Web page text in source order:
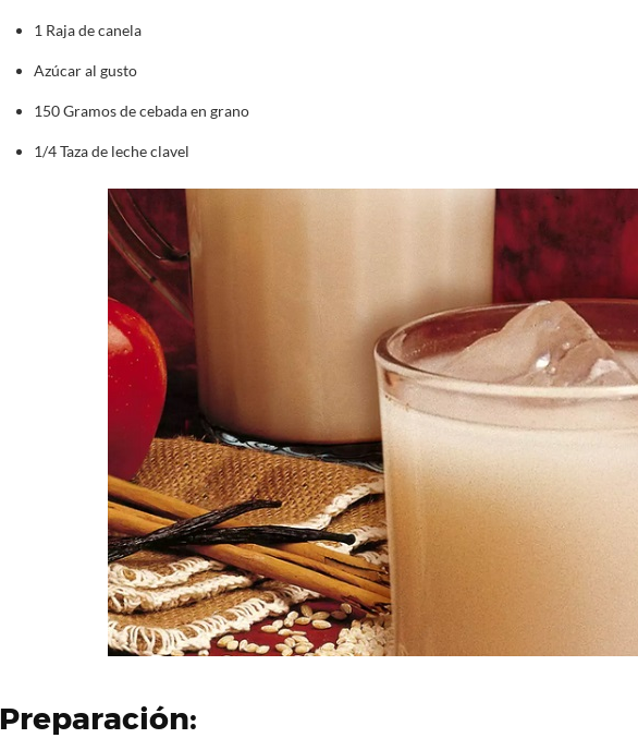
1 Raja de canela
Azúcar al gusto
150 Gramos de cebada en grano
1/4 Taza de leche clavel
Preparación: